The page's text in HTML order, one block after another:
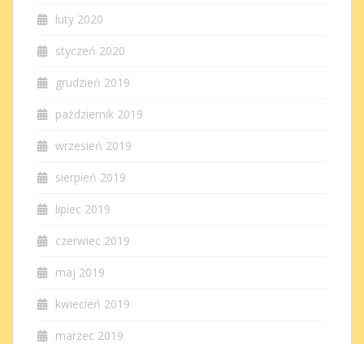
luty 2020
styczeń 2020
grudzień 2019
październik 2019
wrzesień 2019
sierpień 2019
lipiec 2019
czerwiec 2019
maj 2019
kwiecień 2019
marzec 2019